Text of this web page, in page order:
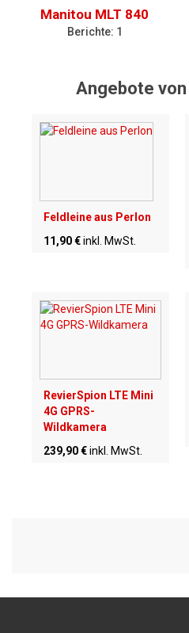
Manitou MLT 840
Berichte: 1
Angebote von
Feldleine aus Perlon
11,90 €inkl. MwSt.
RevierSpion LTE Mini
4G GPRS-
Wildkamera
239,90 €inkl. MwSt.